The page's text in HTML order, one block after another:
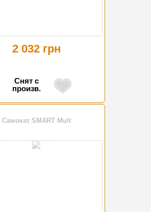
2 032 грн
Снят с
произв.
Самокат SMART Mult